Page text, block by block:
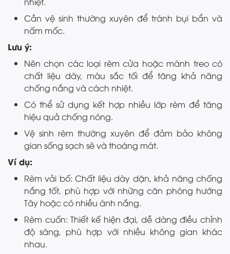
Cần vệ sinh thường xuyên để tránh bụi bẩn và
nấm mốc.
Lưu ý:
Nên chọn các loại rèm cửa hoặc mành treo có
chất liệu dày, màu sắc tối để tăng khả năng
chống nắng và cách nhiệt.
Có thể sử dụng kết hợp nhiều lớp rèm để tăng
hiệu quả chống nóng.
Vệ sinh rèm thường xuyên để đảm bảo không
gian sống sạch sẽ và thoáng mát.
Ví dụ:
Rèm vải bố: Chất liệu dày dặn, khả năng chống
nắng tốt, phù hợp với những căn phòng hướng
Tây hoặc có nhiều ánh nắng.
Rèm cuốn: Thiết kế hiện đại, dễ dàng điều chỉnh
độ sáng, phù hợp với nhiều không gian khác
nhau.